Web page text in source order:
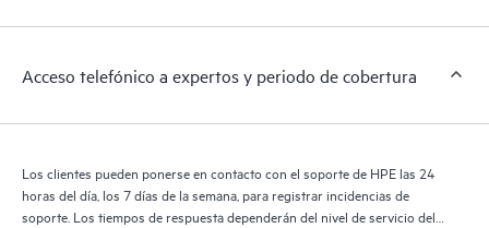
pueden gestionar fácilmente sus activos al reconocer los
interactúan entre sí. Las nuevas herramientas de autoservicio
supervisados. El servicio HPE Tech Care proporciona acceso a
los recursos de HPE, que impulsan la excelencia de las
Acceso telefónico a expertos y periodo de cobertura
Los clientes pueden ponerse en contacto con el soporte de HPE las 24
horas del día, los 7 días de la semana, para registrar incidencias de
soporte. Los tiempos de respuesta dependerán del nivel de servicio del